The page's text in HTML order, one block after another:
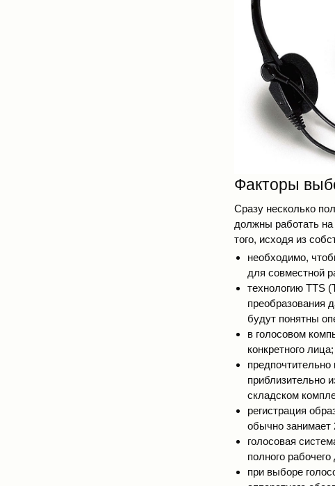
Факторы
Сразу несколько
должны работать
того, исходя из
необходимо,
для совместной
технологию TTS
преобразования
будут понятны
в голосовом
конкретного лица;
приблизительно
складском
регистрация
обычно занимает
голосовая
полного
при выборе